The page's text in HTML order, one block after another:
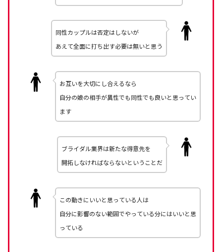
同性カップルは否定はしないが
あえて全面に打ち出す必要は無いと思う
お互いを大切にし合えるなら
自分の娘の相手が異性でも同性でも良いと思ってい
ます
ブライダル業界は新たな得意先を
開拓しなければならないということだ
この動きにいいと思っている人は
自分に影響のない範囲でやっている分にはいいと思
っている